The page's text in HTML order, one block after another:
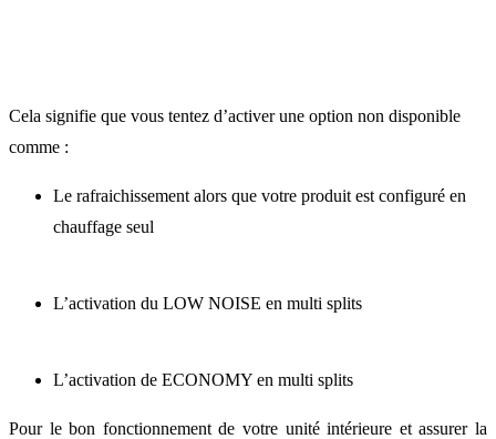
Cela signifie que vous tentez d’activer une option non disponible
comme :
Le rafraichissement alors que votre produit est configuré en
chauffage seul
L’activation du LOW NOISE en multi splits
L’activation de ECONOMY en multi splits
Pour le bon fonctionnement de votre unité intérieure et assurer la